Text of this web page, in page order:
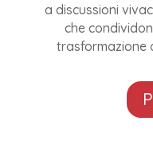
a discussioni
che
trasformazione